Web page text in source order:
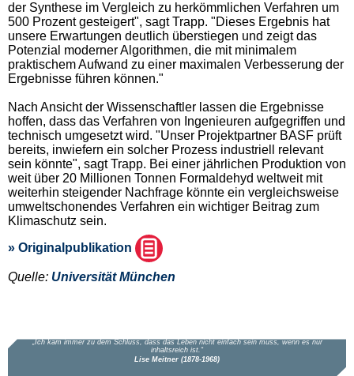
der Synthese im Vergleich zu herkömmlichen Verfahren um
500 Prozent gesteigert", sagt Trapp. "Dieses Ergebnis hat
unsere Erwartungen deutlich überstiegen und zeigt das
Potenzial moderner Algorithmen, die mit minimalem
praktischem Aufwand zu einer maximalen Verbesserung der
Ergebnisse führen können."
Nach Ansicht der Wissenschaftler lassen die Ergebnisse
hoffen, dass das Verfahren von Ingenieuren aufgegriffen und
technisch umgesetzt wird. "Unser Projektpartner BASF prüft
bereits, inwiefern ein solcher Prozess industriell relevant
sein könnte", sagt Trapp. Bei einer jährlichen Produktion von
weit über 20 Millionen Tonnen Formaldehyd weltweit mit
weiterhin steigender Nachfrage könnte ein vergleichsweise
umweltschonendes Verfahren ein wichtiger Beitrag zum
Klimaschutz sein.
» Originalpublikation
Quelle: Universität München